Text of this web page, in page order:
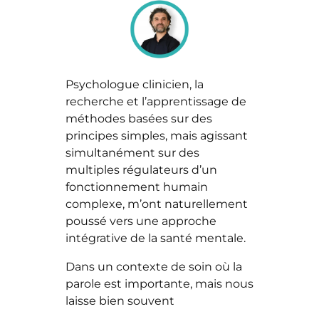
Psychologue clinicien, la
recherche et l’apprentissage de
méthodes basées sur des
principes simples, mais agissant
simultanément sur des
multiples régulateurs d’un
fonctionnement humain
complexe, m’ont naturellement
poussé vers une approche
intégrative de la santé mentale.
Dans un contexte de soin où la
parole est importante, mais nous
laisse bien souvent